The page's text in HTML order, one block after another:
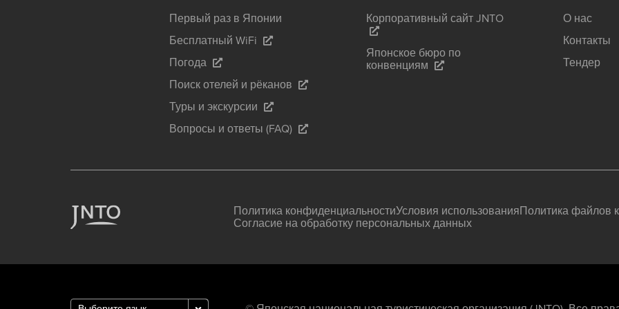
Первый раз в Японии
Бесплатный WiFi
Погода
Поиск отелей и рёканов
Туры и экскурсии
Вопросы и ответы (FAQ)
Корпоративный сайт JNTO
Японское бюро по
конвенциям
О нас
Контакты
Тендер
Политика конфиденциальностиУсловия использованияПолитика файлов
Согласие на обработку персональных данных